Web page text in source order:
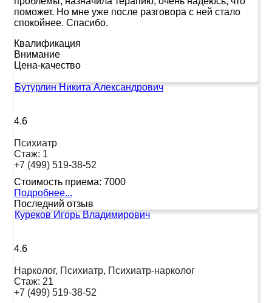
поможет. Но мне уже после разговора с ней стало
спокойнее. Спасибо.
Квалификация
Внимание
Цена-качество
Бутурлин Никита Александрович
4.6
Психиатр
Стаж: 1
+7 (499) 519-38-52
Стоимость приема: 7000
Подробнее...
Последний отзыв
Куреков Игорь Владимирович
4.6
Нарколог, Психиатр, Психиатр-нарколог
Стаж: 21
+7 (499) 519-38-52